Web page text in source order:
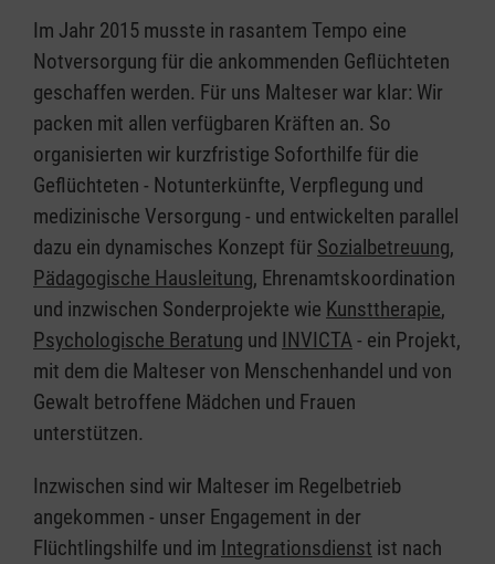
Im Jahr 2015 musste in rasantem Tempo eine
Notversorgung für die ankommenden Geflüchteten
geschaffen werden. Für uns Malteser war klar: Wir
packen mit allen verfügbaren Kräften an. So
organisierten wir kurzfristige Soforthilfe für die
Geflüchteten - Notunterkünfte, Verpflegung und
medizinische Versorgung - und entwickelten parallel
dazu ein dynamisches Konzept für Sozialbetreuung,
Pädagogische Hausleitung, Ehrenamtskoordination
und inzwischen Sonderprojekte wie Kunsttherapie,
Psychologische Beratung und INVICTA- ein Projekt,
mit dem die Malteser von Menschenhandel und von
Gewalt betroffene Mädchen und Frauen
unterstützen.
Inzwischen sind wir Malteser im Regelbetrieb
angekommen - unser Engagement in der
Flüchtlingshilfe und im Integrationsdienst ist nach